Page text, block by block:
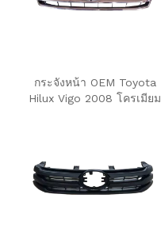
กระจังหน้า OEM Toyota
Hilux Vigo 2008 โครเมียม